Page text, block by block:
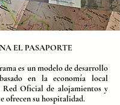
EL PASAPORTE
es un modelo de desarrollo
en la economía local
Oficial de alojamientos y
ofrecen su hospitalidad.